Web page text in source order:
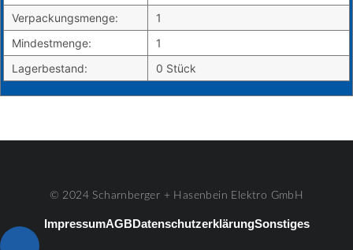
Verpackungsmenge:
1
Mindestmenge:
1
Lagerbestand:
0 Stück
© 2024 Scharnberger + Hasenbein Elektro GmbH
ImpressumAGBDatenschutzerklärungSonstiges